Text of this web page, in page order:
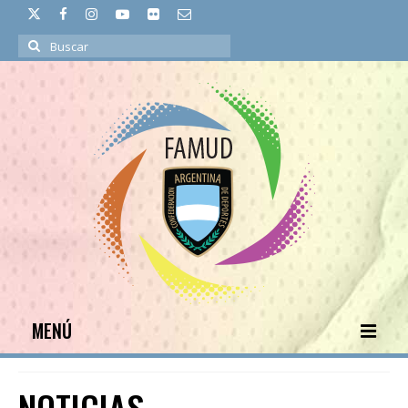
Buscar
por:
MENÚ